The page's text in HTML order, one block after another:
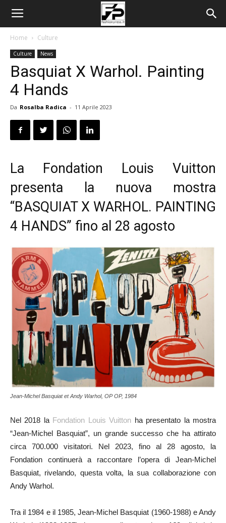
Home Culture
Culture News
Basquiat X Warhol. Painting
4 Hands
Da Rosalba Radica - 11 Aprile 2023
La Fondation Louis Vuitton
presenta la nuova mostra
“BASQUIAT X WARHOL. PAINTING
4 HANDS” fino al 28 agosto
Jean-Michel Basquiat et Andy Warhol, OP OP, 1984
Nel 2018 la Fondation Louis Vuitton ha presentato la mostra
“Jean-Michel Basquiat”, un grande successo che ha attirato
circa 700.000 visitatori. Nel 2023, fino al 28 agosto, la
Fondation continuerà a raccontare l’opera di Jean-Michel
Basquiat, rivelando, questa volta, la sua collaborazione con
Andy Warhol.
Tra il 1984 e il 1985, Jean-Michel Basquiat (1960-1988) e Andy